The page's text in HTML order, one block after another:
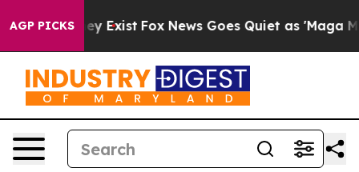
AGP PICKS
They Exist Fox News Goes Quiet as 'Maga